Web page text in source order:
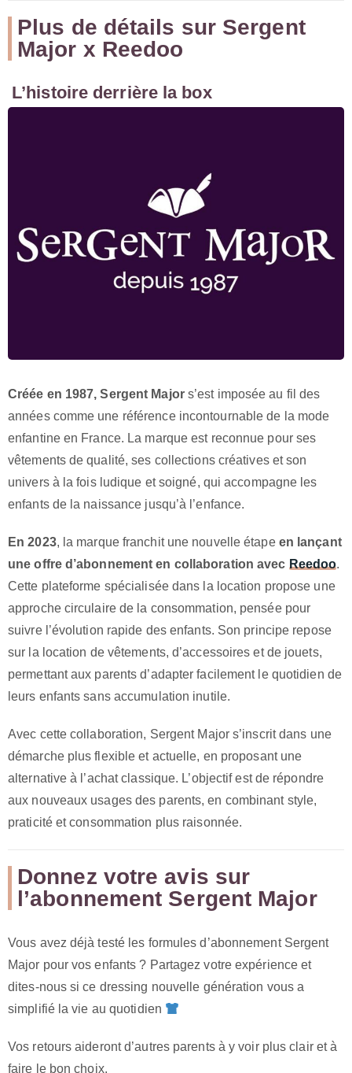
Plus de détails sur Sergent
Major x Reedoo
L’histoire derrière la box
Créée en 1987, Sergent Majors’est imposée au fil des
années comme une référence incontournable de la mode
enfantine en France. La marque est reconnue pour ses
vêtements de qualité, ses collections créatives et son
univers à la fois ludique et soigné, qui accompagne les
enfants de la naissance jusqu’à l’enfance.
En 2023, la marque franchit une nouvelle étape en lançant
une offre d’abonnement en collaboration avec Reedoo.
Cette plateforme spécialisée dans la location propose une
approche circulaire de la consommation, pensée pour
suivre l’évolution rapide des enfants. Son principe repose
sur la location de vêtements, d’accessoires et de jouets,
permettant aux parents d’adapter facilement le quotidien de
leurs enfants sans accumulation inutile.
Avec cette collaboration, Sergent Major s’inscrit dans une
démarche plus flexible et actuelle, en proposant une
alternative à l’achat classique. L’objectif est de répondre
aux nouveaux usages des parents, en combinant style,
praticité et consommation plus raisonnée.
Donnez votre avis sur
l’abonnement Sergent Major
Vous avez déjà testé les formules d’abonnement Sergent
Major pour vos enfants ? Partagez votre expérience et
dites-nous si ce dressing nouvelle génération vous a
simplifié la vie au quotidien
Vos retours aideront d’autres parents à y voir plus clair et à
faire le bon choix.